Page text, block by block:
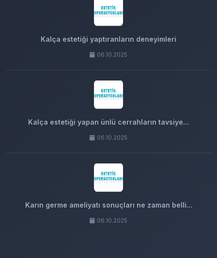
Kalça estetiği yaptıranların deneyimleri
06.10.2025
Kalça estetiği yapan ünlü cerrahların tavsiye...
06.10.2025
Karın germe ameliyatı sonuçları ne zaman belli...
06.10.2025